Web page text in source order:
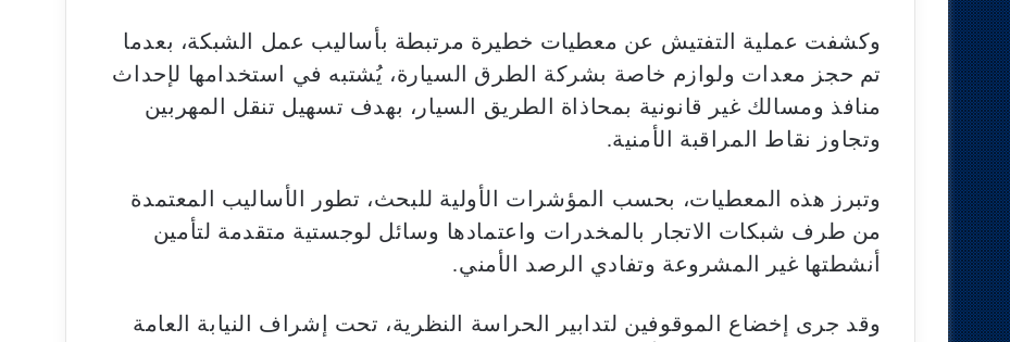
وكشفت عملية التفتيش عن معطيات خطيرة مرتبطة بأساليب عمل الشبكة، بعدما
تم حجز معدات ولوازم خاصة بشركة الطرق السيارة، يُشتبه في استخدامها لإحداث
منافذ ومسالك غير قانونية بمحاذاة الطريق السيار، بهدف تسهيل تنقل المهربين
وتجاوز نقاط المراقبة الأمنية.
وتبرز هذه المعطيات، بحسب المؤشرات الأولية للبحث، تطور الأساليب المعتمدة
من طرف شبكات الاتجار بالمخدرات واعتمادها وسائل لوجستية متقدمة لتأمين
أنشطتها غير المشروعة وتفادي الرصد الأمني.
وقد جرى إخضاع الموقوفين لتدابير الحراسة النظرية، تحت إشراف النيابة العامة